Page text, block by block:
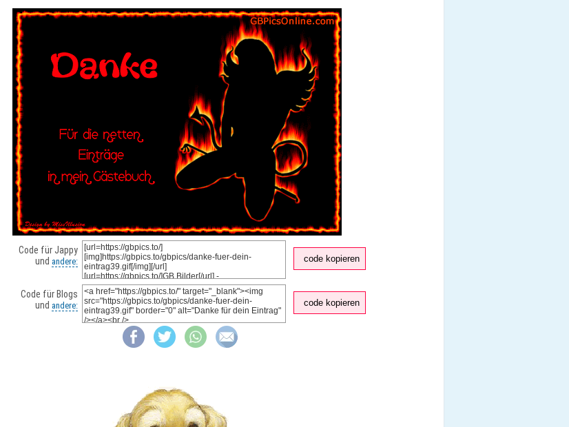
Code für Jappy
und andere: code kopieren
Code für Blogs
und andere: code kopieren